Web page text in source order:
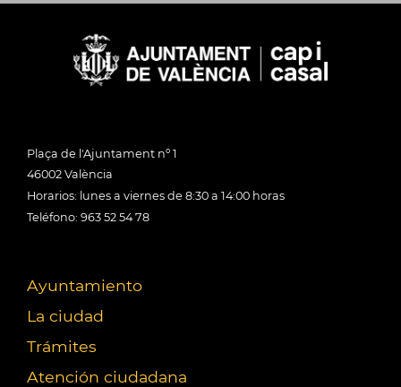
Plaça de l'Ajuntament nº 1
46002 València
Horarios: lunes a viernes de 8:30 a 14:00 horas
Teléfono: 963 52 54 78
Ayuntamiento
La ciudad
Trámites
Atención ciudadana